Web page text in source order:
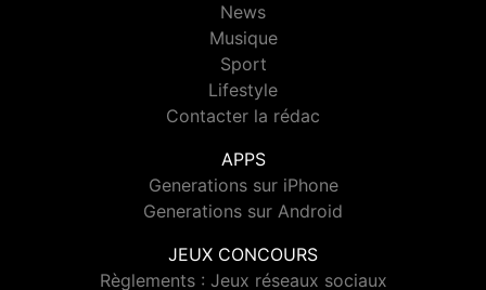
News
Musique
Sport
Lifestyle
Contacter la rédac
APPS
Generations sur iPhone
Generations sur Android
JEUX CONCOURS
Règlements : Jeux réseaux sociaux